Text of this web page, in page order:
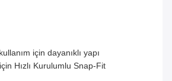
için dayanıklı yapı
Hızlı Kurulumlu Snap-Fit